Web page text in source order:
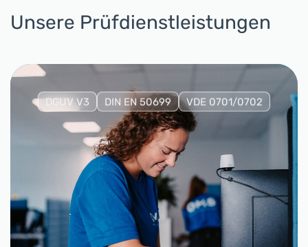
Unsere Prüfdienstleistungen
DGUV V3 DIN EN 50699 VDE 0701/0702